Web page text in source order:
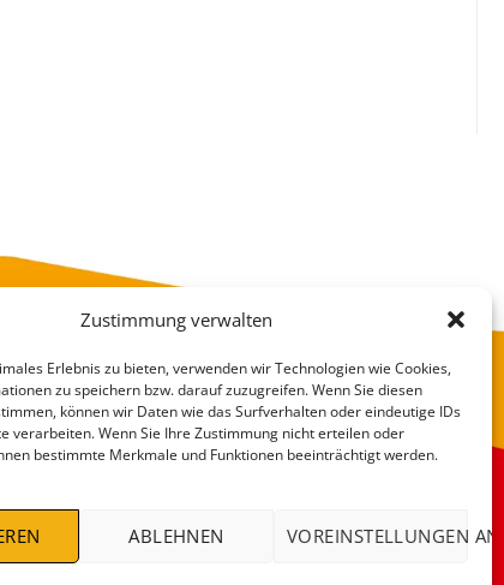
Zustimmung verwalten
Erlebnis zu bieten, verwenden wir Technologien wie Cookies,
zu speichern bzw. darauf zuzugreifen. Wenn Sie diesen
können wir Daten wie das Surfverhalten oder eindeutige IDs
verarbeiten. Wenn Sie Ihre Zustimmung nicht erteilen oder
bestimmte Merkmale und Funktionen beeinträchtigt werden.
ABLEHNEN VOREINSTELLUNGEN